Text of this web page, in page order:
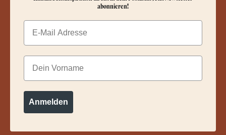
abonnieren!
Email
Dein Vorname
Anmelden